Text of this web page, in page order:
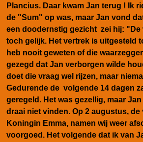
Plancius. Daar kwam Jan terug ! Ik
de "Sum" op was, maar Jan vond
een doodernstig gezicht zei hij: "De
toch gelijk. Het vertrek is uitgesteld
heb nooit geweten of die
gezegd dat Jan verborgen wilde
doet die vraag wel rijzen, maar
Gedurende de volgende 14 dagen
geregeld. Het was gezellig, maar
draai niet vinden. Op 2 augustus, de
Koningin Emma, namen wij weer
voorgoed. Het volgende dat ik van